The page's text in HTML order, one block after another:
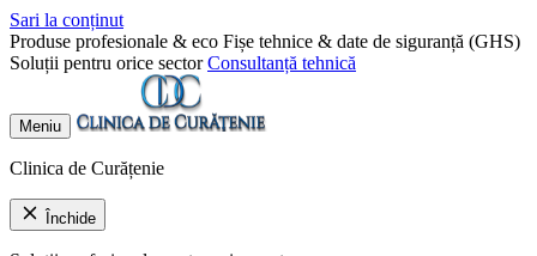
Sari la conținut
Produse profesionale & eco Fișe tehnice & date de siguranță (GHS)
Soluții pentru orice sector Consultanță tehnică
Meniu
Clinica de Curățenie
Închide